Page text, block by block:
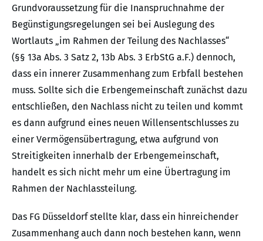
Grundvoraussetzung für die Inanspruchnahme der
Begünstigungsregelungen sei bei Auslegung des
Wortlauts „im Rahmen der Teilung des Nachlasses“
(§§ 13a Abs. 3 Satz 2, 13b Abs. 3 ErbStG a.F.) dennoch,
dass ein innerer Zusammenhang zum Erbfall bestehen
muss. Sollte sich die Erbengemeinschaft zunächst dazu
entschließen, den Nachlass nicht zu teilen und kommt
es dann aufgrund eines neuen Willensentschlusses zu
einer Vermögensübertragung, etwa aufgrund von
Streitigkeiten innerhalb der Erbengemeinschaft,
handelt es sich nicht mehr um eine Übertragung im
Rahmen der Nachlassteilung.
Das FG Düsseldorf stellte klar, dass ein hinreichender
Zusammenhang auch dann noch bestehen kann, wenn